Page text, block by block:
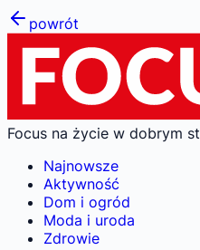
powrót
Focus na życie w dobrym
Najnowsze
Aktywność
Dom i ogród
Moda i uroda
Zdrowie